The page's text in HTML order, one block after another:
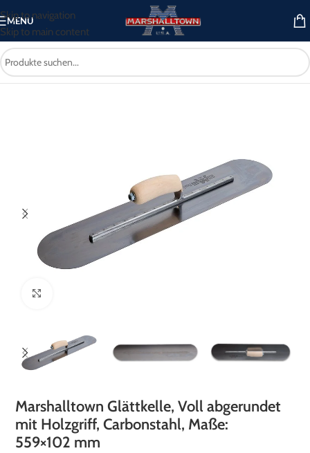
Skip to navigation
Skip to main content
MENU
Start/ Betonwerkzeug
Marshalltown Glättkelle, Voll abgerundet
mit Holzgriff, Carbonstahl, Maße:
559×102 mm